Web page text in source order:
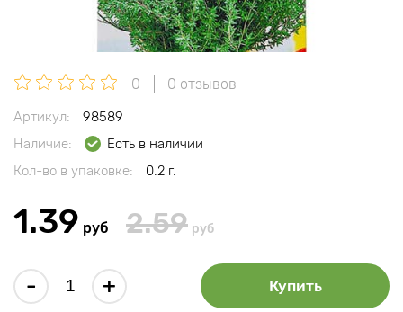
0 0 отзывов
Артикул:
98589
Наличие:
Есть в наличии
Кол-во в упаковке:
0.2 г.
1.39 руб 2.59 руб
- + Купить